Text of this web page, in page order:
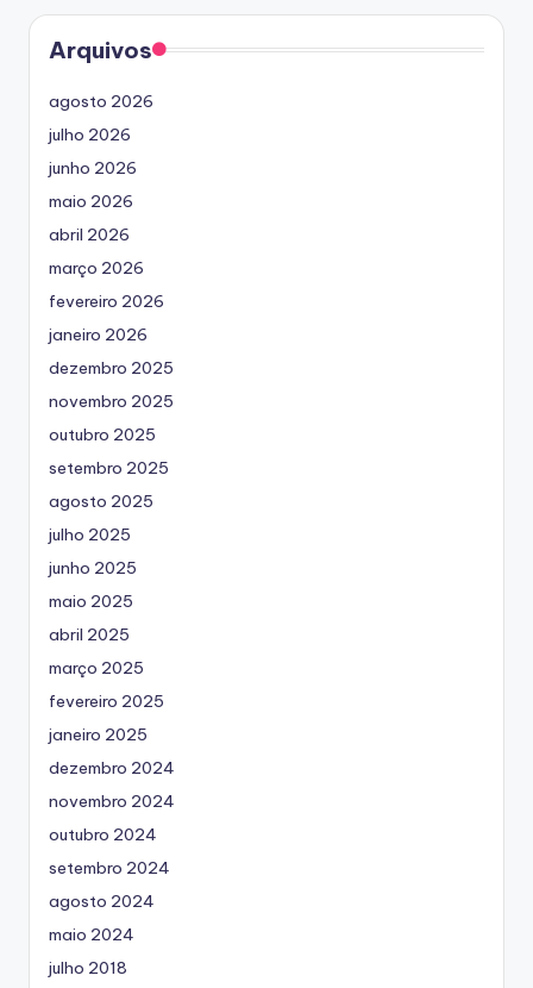
Arquivos
agosto 2026
julho 2026
junho 2026
maio 2026
abril 2026
março 2026
fevereiro 2026
janeiro 2026
dezembro 2025
novembro 2025
outubro 2025
setembro 2025
agosto 2025
julho 2025
junho 2025
maio 2025
abril 2025
março 2025
fevereiro 2025
janeiro 2025
dezembro 2024
novembro 2024
outubro 2024
setembro 2024
agosto 2024
maio 2024
julho 2018